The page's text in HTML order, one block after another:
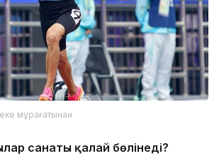
мұрағатынан
санаты қалай бөлінеді?